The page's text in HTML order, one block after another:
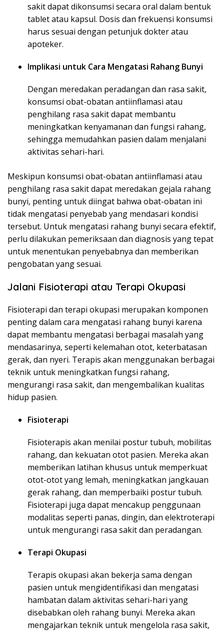
sakit dapat dikonsumsi secara oral dalam bentuk
tablet atau kapsul. Dosis dan frekuensi konsumsi
harus sesuai dengan petunjuk dokter atau
apoteker.
Implikasi untuk Cara Mengatasi Rahang Bunyi
Dengan meredakan peradangan dan rasa sakit,
konsumsi obat-obatan antiinflamasi atau
penghilang rasa sakit dapat membantu
meningkatkan kenyamanan dan fungsi rahang,
sehingga memudahkan pasien dalam menjalani
aktivitas sehari-hari.
Meskipun konsumsi obat-obatan antiinflamasi atau
penghilang rasa sakit dapat meredakan gejala rahang
bunyi, penting untuk diingat bahwa obat-obatan ini
tidak mengatasi penyebab yang mendasari kondisi
tersebut. Untuk mengatasi rahang bunyi secara efektif,
perlu dilakukan pemeriksaan dan diagnosis yang tepat
untuk menentukan penyebabnya dan memberikan
pengobatan yang sesuai.
Jalani Fisioterapi atau Terapi Okupasi
Fisioterapi dan terapi okupasi merupakan komponen
penting dalam cara mengatasi rahang bunyi karena
dapat membantu mengatasi berbagai masalah yang
mendasarinya, seperti kelemahan otot, keterbatasan
gerak, dan nyeri. Terapis akan menggunakan berbagai
teknik untuk meningkatkan fungsi rahang,
mengurangi rasa sakit, dan mengembalikan kualitas
hidup pasien.
Fisioterapi
Fisioterapis akan menilai postur tubuh, mobilitas
rahang, dan kekuatan otot pasien. Mereka akan
memberikan latihan khusus untuk memperkuat
otot-otot yang lemah, meningkatkan jangkauan
gerak rahang, dan memperbaiki postur tubuh.
Fisioterapi juga dapat mencakup penggunaan
modalitas seperti panas, dingin, dan elektroterapi
untuk mengurangi rasa sakit dan peradangan.
Terapi Okupasi
Terapis okupasi akan bekerja sama dengan
pasien untuk mengidentifikasi dan mengatasi
hambatan dalam aktivitas sehari-hari yang
disebabkan oleh rahang bunyi. Mereka akan
mengajarkan teknik untuk mengelola rasa sakit,